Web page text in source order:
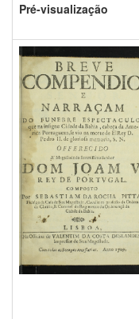
Pré-visualização